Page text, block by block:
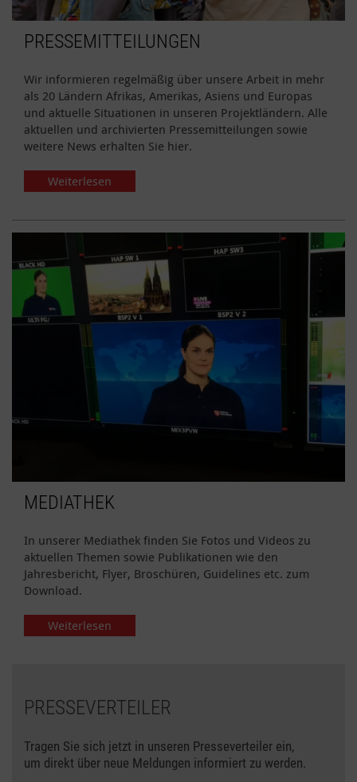
PRESSEMITTEILUNGEN
Wir informieren regelmäßig über unsere Arbeit in mehr
als 20 Ländern Afrikas, Amerikas, Asiens und Europas
und aktuelle Situationen in unseren Projektländern. Alle
aktuellen und archivierten Pressemitteilungen sowie
weitere News erhalten Sie hier.
Weiterlesen
MEDIATHEK
In unserer Mediathek finden Sie Fotos und Videos zu
aktuellen Themen sowie Publikationen wie den
Jahresbericht, Flyer, Broschüren, Guidelines etc. zum
Download.
Weiterlesen
PRESSEVERTEILER
Tragen Sie sich jetzt in unseren Presseverteiler ein,
um direkt über neue Meldungen informiert zu werden.